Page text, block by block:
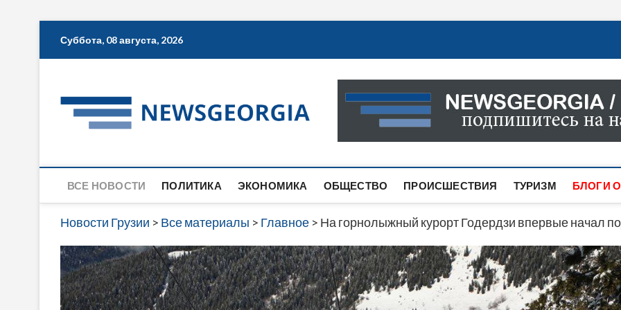
Суббота, 08 августа, 2026
Новости Грузии
САМАЯ АКТУАЛЬНАЯ ИНФОРМАЦИЯ О СОБЫТИЯХ
САЙТЕ ВЫ НАЙДЕТЕ НОВОСТИ ПОЛИТИКИ,
ВСЕ НОВОСТИ ПОЛИТИКА ЭКОНОМИКА ОБЩЕСТВО ПРОИСШЕСТВИЯ ТУРИЗМ БЛОГИ
Новости Грузии > Все материалы > Главное > На горнолыжный курорт Годердзи впервые начал